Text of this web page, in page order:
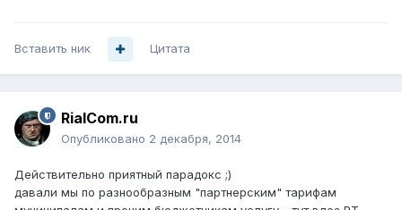
Вставить ник Цитата
RialCom.ru
Опубликовано 2 декабря, 2014
Действительно приятный парадокс ;)
давали мы по разнообразным "партнерским" тарифам